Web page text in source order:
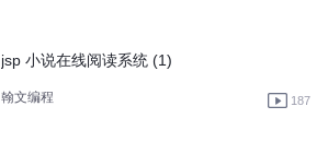
jsp 小说在线阅读系统 (1)
翰文编程 187